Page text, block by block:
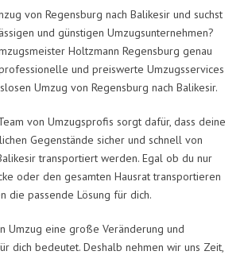
von Regensburg nach Balikesir und suchst
und günstigen Umzugsunternehmen?
Holtzmann Regensburg genau
und preiswerte Umzugsservices
Umzug von Regensburg nach Balikesir.
von Umzugsprofis sorgt dafür, dass deine
Gegenstände sicher und schnell von
transportiert werden. Egal ob du nur
oder den gesamten Hausrat transportieren
die passende Lösung für dich.
Umzug eine große Veränderung und
dich bedeutet. Deshalb nehmen wir uns Zeit,